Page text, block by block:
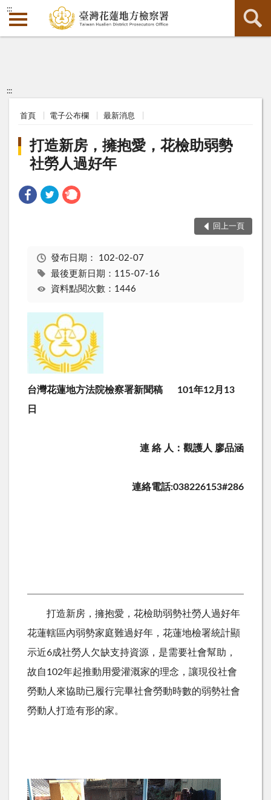
:::
:::
首頁 電子公布欄 最新消息
打造新房，擁抱愛，花檢助弱勢
社勞人過好年
回上一頁
發布日期： 102-02-07
最後更新日期：115-07-16
資料點閱次數：1446
台灣花蓮地方法院檢察署新聞稿 101年12月13
日
連 絡 人：觀護人 廖品涵
連絡電話:038226153#286
打造新房，擁抱愛，花檢助弱勢社勞人過好年
花蓮轄區內弱勢家庭難過好年，花蓮地檢署統計顯
示近6成社勞人欠缺支持資源，是需要社會幫助，
故自102年起推動用愛灌溉家的理念，讓現役社會
勞動人來協助已履行完畢社會勞動時數的弱勢社會
勞動人打造有形的家。